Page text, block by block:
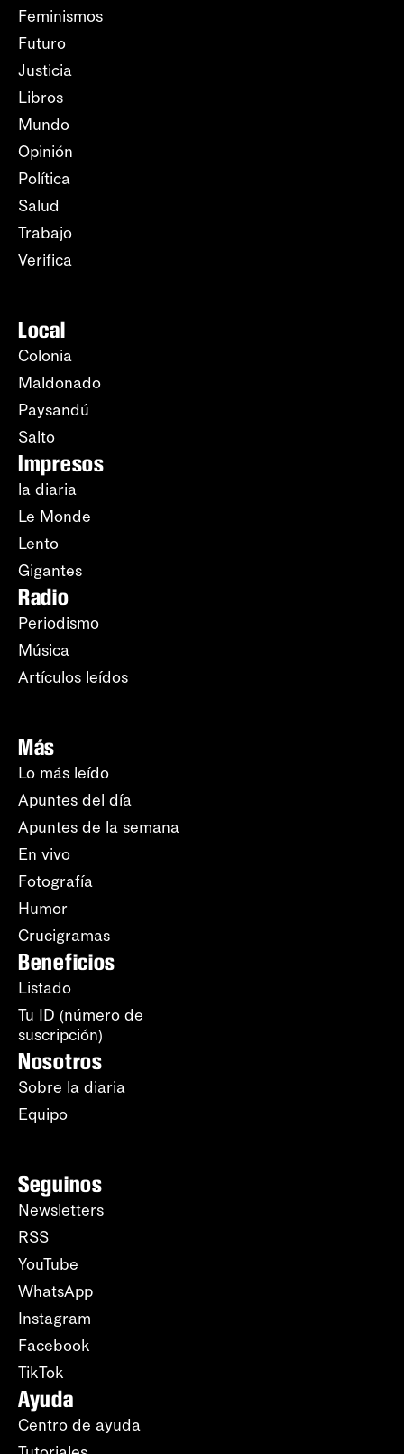
Feminismos
Futuro
Justicia
Libros
Mundo
Opinión
Política
Salud
Trabajo
Verifica
Local
Colonia
Maldonado
Paysandú
Salto
Impresos
la diaria
Le Monde
Lento
Gigantes
Radio
Periodismo
Música
Artículos leídos
Más
Lo más leído
Apuntes del día
Apuntes de la semana
En vivo
Fotografía
Humor
Crucigramas
Beneficios
Listado
Tu ID (número de
suscripción)
Nosotros
Sobre la diaria
Equipo
Seguinos
Newsletters
RSS
YouTube
WhatsApp
Instagram
Facebook
TikTok
Ayuda
Centro de ayuda